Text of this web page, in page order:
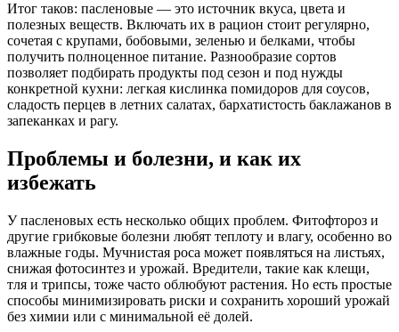
Итог таков: пасленовые — это источник вкуса, цвета и
полезных веществ. Включать их в рацион стоит регулярно,
сочетая с крупами, бобовыми, зеленью и белками, чтобы
получить полноценное питание. Разнообразие сортов
позволяет подбирать продукты под сезон и под нужды
конкретной кухни: легкая кислинка помидоров для соусов,
сладость перцев в летних салатах, бархатистость баклажанов в
запеканках и рагу.
Проблемы и болезни, и как их
избежать
У пасленовых есть несколько общих проблем. Фитофтороз и
другие грибковые болезни любят теплоту и влагу, особенно во
влажные годы. Мучнистая роса может появляться на листьях,
снижая фотосинтез и урожай. Вредители, такие как клещи,
тля и трипсы, тоже часто облюбуют растения. Но есть простые
способы минимизировать риски и сохранить хороший урожай
без химии или с минимальной её долей.